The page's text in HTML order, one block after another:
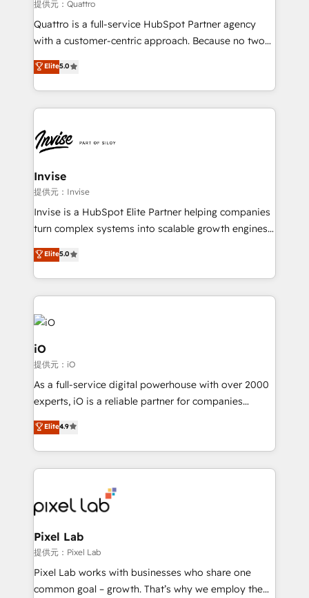
Based Marketing, SEO, SEA and many other tactics.
No worries, we will advise you in which to deploy
brings us to our mission; to effectively guide as
much Benelux companies as possible to be
提供元：Quattro
Quattro is a full-service HubSpot Partner agency
with a customer-centric approach. Because no two
clients have the same needs, Quattro offer a
bespoke approach for every client. Services include
business growth strategies, sales enablement, CRM
set-up, Migrations, Integrations, Enterprise level
Ops Hub Software, inbound marketing strategy,
content strategies, branding, HubSpot CMS,
bespoke web apps and growth driven design
websites. Experienced in helping Global B2B
Manufacturers, Fintech, Professional Services, IT and
SaaS industries.
Elite5.0
Invise
提供元：Invise
Invise is a HubSpot Elite Partner helping companies
turn complex systems into scalable growth engines.
We combine strategy, technology and change
management to drive measurable results. As part of
the fast-growing Siloy Group, we unite more than
250+ HubSpot experts across Europe – ready to
build a CRM architecture optimized to support your
business goals. Talk to us if you’re looking to: -
Connect marketing, sales and operations around one
reliable source of truth - Unlock the full value of your
CRM and marketing data, not just implement a
system - Accelerate impact with a partner who
Elite5.0
iO
提供元：iO
As a full-service digital powerhouse with over 2000
experts, iO is a reliable partner for companies
looking to strengthen their position in the fields of
marketing, technology, content, strategy and
creation. iO combines in-depth knowledge on both
the marketing and technology end of HubSpot,
from end-to-end. Teams of marketing specialists,
developers, copywriters and designers work side by
side to meet the specific demands of every client
and project. Dedicated HubSpot teams combine all
skills for HubSpot projects from strategy to
implementation and training. Skilled in-house
Elite4.9
Pixel Lab
提供元：Pixel Lab
Pixel Lab works with businesses who share one
common goal – growth. That’s why we employ the